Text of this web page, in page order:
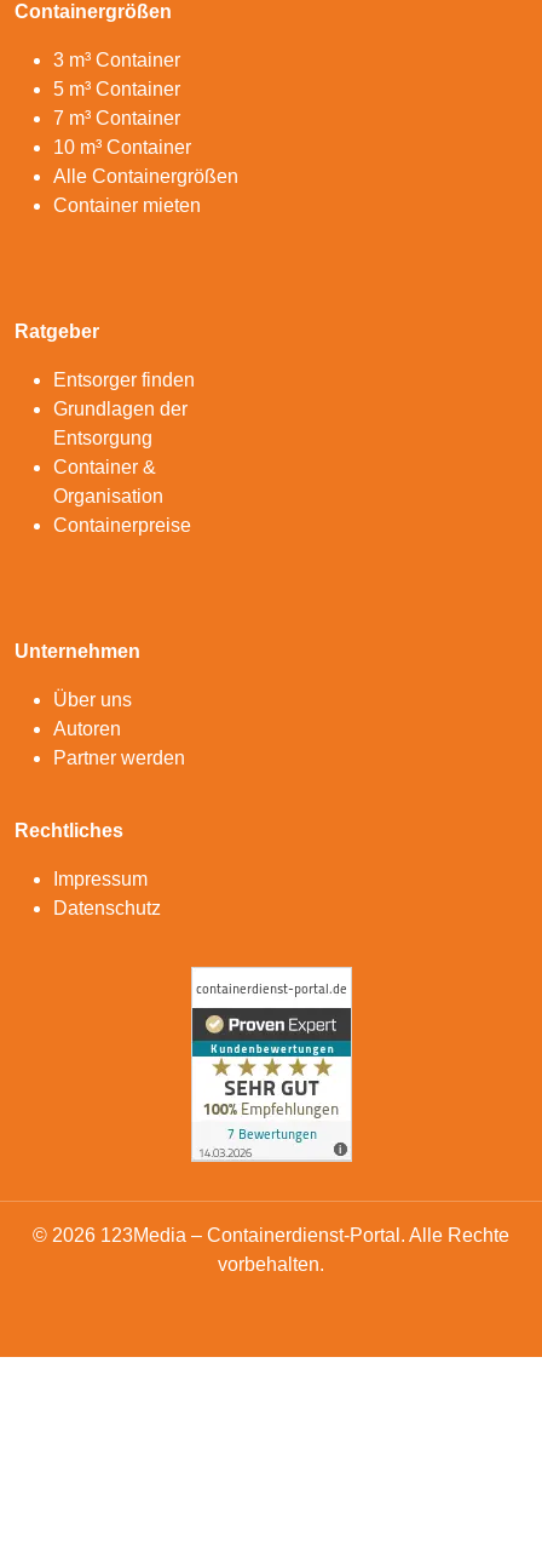
Containergrößen
3 m³ Container
5 m³ Container
7 m³ Container
10 m³ Container
Alle Containergrößen
Container mieten
Ratgeber
Entsorger finden
Grundlagen der
Entsorgung
Container &
Organisation
Containerpreise
Unternehmen
Über uns
Autoren
Partner werden
Rechtliches
Impressum
Datenschutz
© 2026 123Media – Containerdienst-Portal. Alle Rechte
vorbehalten.